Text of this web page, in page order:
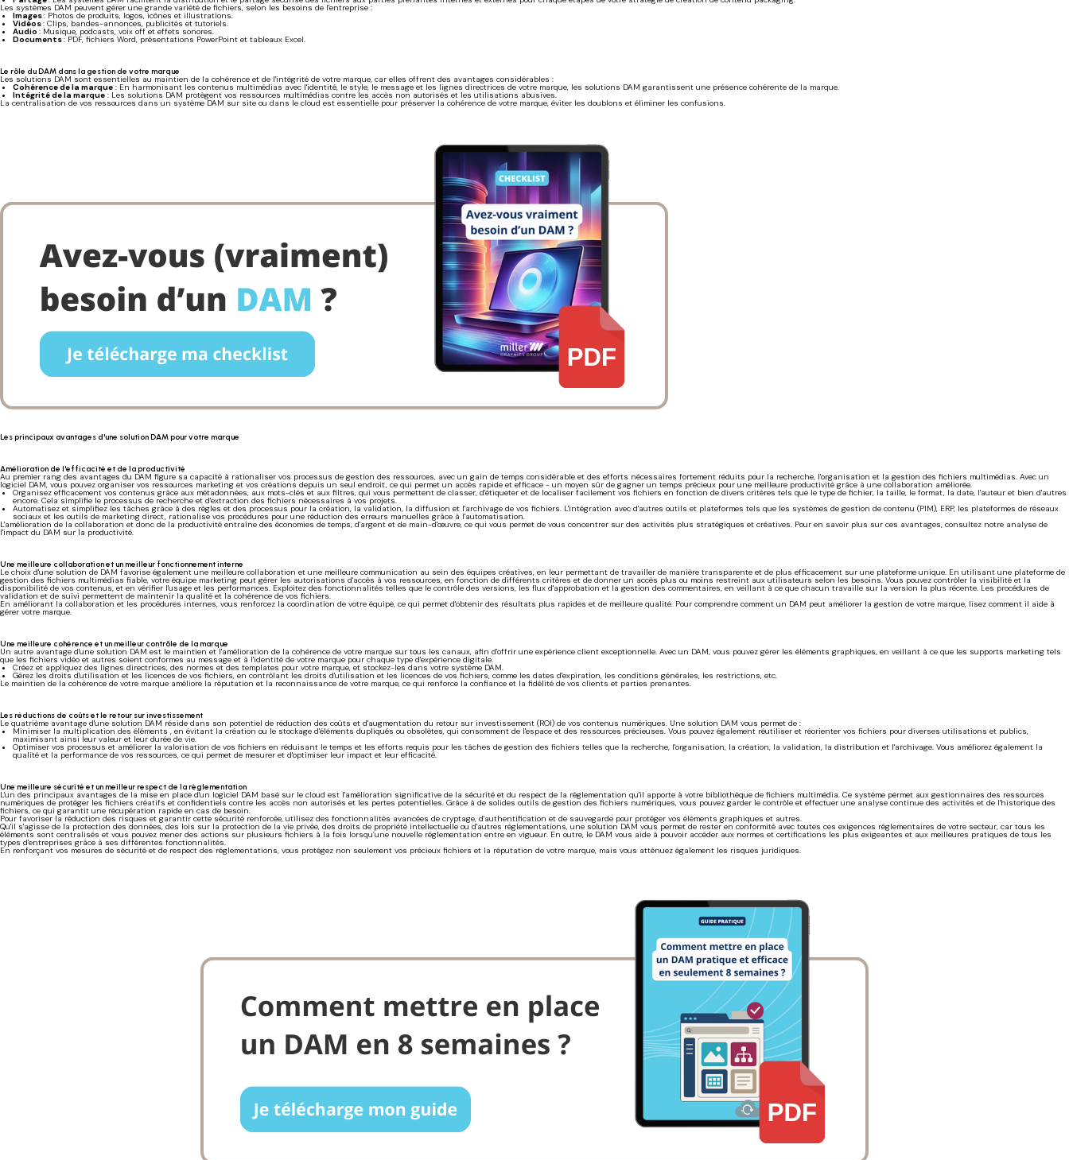
Les systèmes DAM peuvent gérer une grande variété de fichiers, selon les besoins de l'entreprise :
Images: Photos de produits, logos, icônes et illustrations.
Vidéos: Clips, bandes-annonces, publicités et tutoriels.
Audio : Musique, podcasts, voix off et effets sonores.
Documents: PDF, fichiers Word, présentations PowerPoint et tableaux Excel.
Le rôle du DAM dans la gestion de votre marque
Les solutions DAM sont essentielles au maintien de la cohérence et de l'intégrité de votre marque, car elles offrent des avantages considérables :
Cohérence de la marque : En harmonisant les contenus multimédias avec l'identité, le style, le message et les lignes directrices de votre marque, les solutions DAM garantissent une présence cohérente de la marque.
Intégrité de la marque : Les solutions DAM protègent vos ressources multimédias contre les accès non autorisés et les utilisations abusives.
La centralisation de vos ressources dans un système DAM sur site ou dans le cloud est essentielle pour préserver la cohérence de votre marque, éviter les doublons et éliminer les confusions.
Les principaux avantages d'une solution DAM pour votre marque
Amélioration de l'efficacité et de la productivité
Au premier rang des avantages du DAM figure sa capacité à rationaliser vos processus de gestion des ressources, avec un gain de temps considérable et des efforts nécessaires fortement réduits pour la recherche, l'organisation et la gestion des fichiers multimédias. Avec un
logiciel DAM, vous pouvez organiser vos ressources marketing et vos créations depuis un seul endroit, ce qui permet un accès rapide et efficace - un moyen sûr de gagner un temps précieux pour une meilleure productivité grâce à une collaboration améliorée.
Organisez efficacement vos contenus grâce aux métadonnées, aux mots-clés et aux filtres, qui vous permettent de classer, d'étiqueter et de localiser facilement vos fichiers en fonction de divers critères tels que le type de fichier, la taille, le format, la date, l'auteur et bien d'autres
encore. Cela simplifie le processus de recherche et d'extraction des fichiers nécessaires à vos projets.
Automatisez et simplifiez les tâches grâce à des règles et des processus pour la création, la validation, la diffusion et l'archivage de vos fichiers. L'intégration avec d'autres outils et plateformes tels que les systèmes de gestion de contenu (PIM), ERP, les plateformes de réseaux
sociaux et les outils de marketing direct, rationalise vos procédures pour une réduction des erreurs manuelles grâce à l'automatisation.
L'amélioration de la collaboration et donc de la productivité entraîne des économies de temps, d'argent et de main-d'œuvre, ce qui vous permet de vous concentrer sur des activités plus stratégiques et créatives. Pour en savoir plus sur ces avantages, consultez notre analyse de
l'impact du DAM sur la productivité.
Une meilleure collaboration et un meilleur fonctionnement interne
Le choix d'une solution de DAM favorise également une meilleure collaboration et une meilleure communication au sein des équipes créatives, en leur permettant de travailler de manière transparente et de plus efficacement sur une plateforme unique. En utilisant une plateforme de
gestion des fichiers multimédias fiable, votre équipe marketing peut gérer les autorisations d'accès à vos ressources, en fonction de différents critères et de donner un accès plus ou moins restreint aux utilisateurs selon les besoins. Vous pouvez contrôler la visibilité et la
disponibilité de vos contenus, et en vérifier l'usage et les performances. Exploitez des fonctionnalités telles que le contrôle des versions, les flux d'approbation et la gestion des commentaires, en veillant à ce que chacun travaille sur la version la plus récente. Les procédures de
validation et de suivi permettent de maintenir la qualité et la cohérence de vos fichiers.
En améliorant la collaboration et les procédures internes, vous renforcez la coordination de votre équipe, ce qui permet d'obtenir des résultats plus rapides et de meilleure qualité. Pour comprendre comment un DAM peut améliorer la gestion de votre marque, lisez comment il aide à
gérer votre marque.
Une meilleure cohérence et un meilleur contrôle de la marque
Un autre avantage d'une solution DAM est le maintien et l'amélioration de la cohérence de votre marque sur tous les canaux, afin d'offrir une expérience client exceptionnelle. Avec un DAM, vous pouvez gérer les éléments graphiques, en veillant à ce que les supports marketing tels
que les fichiers vidéo et autres soient conformes au message et à l'identité de votre marque pour chaque type d'expérience digitale.
Créez et appliquez des lignes directrices, des normes et des templates pour votre marque, et stockez-les dans votre système DAM.
Gérez les droits d'utilisation et les licences de vos fichiers, en contrôlant les droits d'utilisation et les licences de vos fichiers, comme les dates d'expiration, les conditions générales, les restrictions, etc.
Le maintien de la cohérence de votre marque améliore la réputation et la reconnaissance de votre marque, ce qui renforce la confiance et la fidélité de vos clients et parties prenantes.
Les réductions de coûts et le retour sur investissement
Le quatrième avantage d'une solution DAM réside dans son potentiel de réduction des coûts et d'augmentation du retour sur investissement (ROI) de vos contenus numériques. Une solution DAM vous permet de :
Minimiser la multiplication des éléments , en évitant la création ou le stockage d'éléments dupliqués ou obsolètes, qui consomment de l'espace et des ressources précieuses. Vous pouvez également réutiliser et réorienter vos fichiers pour diverses utilisations et publics,
maximisant ainsi leur valeur et leur durée de vie.
Optimiser vos processus et améliorer la valorisation de vos fichiers en réduisant le temps et les efforts requis pour les tâches de gestion des fichiers telles que la recherche, l'organisation, la création, la validation, la distribution et l'archivage. Vous améliorez également la
qualité et la performance de vos ressources, ce qui permet de mesurer et d'optimiser leur impact et leur efficacité.
Une meilleure sécurité et un meilleur respect de la règlementation
L'un des principaux avantages de la mise en place d'un logiciel DAM basé sur le cloud est l'amélioration significative de la sécurité et du respect de la réglementation qu'il apporte à votre bibliothèque de fichiers multimédia. Ce système permet aux gestionnaires des ressources
numériques de protéger les fichiers créatifs et confidentiels contre les accès non autorisés et les pertes potentielles. Grâce à de solides outils de gestion des fichiers numériques, vous pouvez garder le contrôle et effectuer une analyse continue des activités et de l'historique des
fichiers, ce qui garantit une récupération rapide en cas de besoin.
Pour favoriser la réduction des risques et garantir cette sécurité renforcée, utilisez des fonctionnalités avancées de cryptage, d'authentification et de sauvegarde pour protéger vos éléments graphiques et autres.
Qu'il s'agisse de la protection des données, des lois sur la protection de la vie privée, des droits de propriété intellectuelle ou d'autres réglementations, une solution DAM vous permet de rester en conformité avec toutes ces exigences réglementaires de votre secteur, car tous les
éléments sont centralisés et vous pouvez mener des actions sur plusieurs fichiers à la fois lorsqu’une nouvelle réglementation entre en vigueur. En outre, le DAM vous aide à pouvoir accéder aux normes et certifications les plus exigeantes et aux meilleures pratiques de tous les
types d'entreprises grâce à ses différentes fonctionnalités.
En renforçant vos mesures de sécurité et de respect des réglementations, vous protégez non seulement vos précieux fichiers et la réputation de votre marque, mais vous atténuez également les risques juridiques.